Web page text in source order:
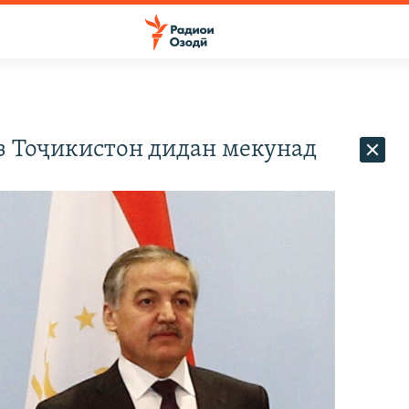
дидан мекунад